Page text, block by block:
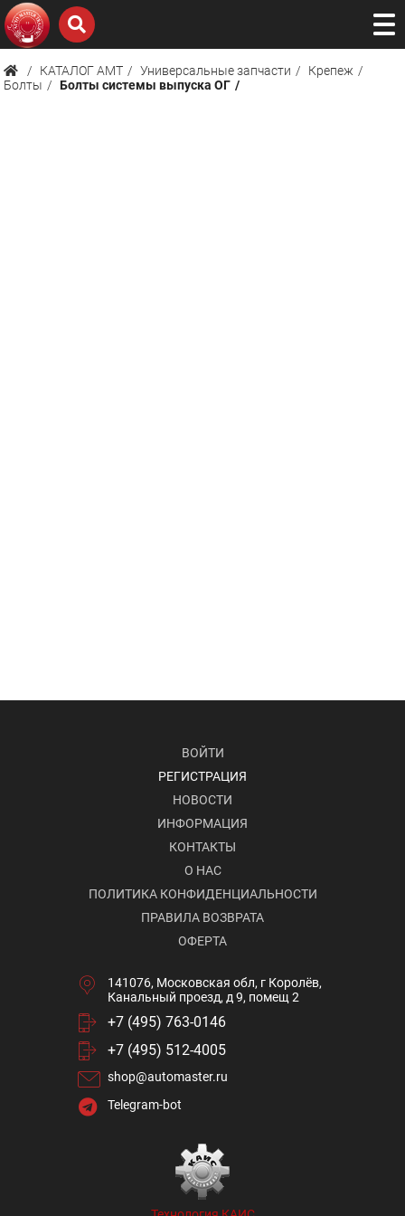
КАТАЛОГ AMТ Универсальные запчасти
Крепеж
Болты
Болты системы выпуска ОГ
ВОЙТИ
РЕГИСТРАЦИЯ
НОВОСТИ
ИНФОРМАЦИЯ
КОНТАКТЫ
О НАС
ПОЛИТИКА КОНФИДЕНЦИАЛЬНОСТИ
ПРАВИЛА ВОЗВРАТА
ОФЕРТА
141076, Московская обл, г Королёв,
Канальный проезд, д 9, помещ 2
+7 (495) 763-0146
+7 (495) 512-4005
shop@automaster.ru
Telegram-bot